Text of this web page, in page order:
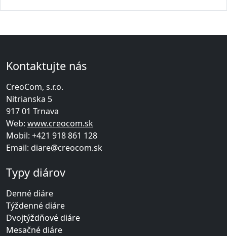
Kontaktujte nás
CreoCom, s.r.o.
Nitrianska 5
917 01 Trnava
Web: www.creocom.sk
Mobil: +421 918 861 128
Email: diare@creocom.sk
Typy diárov
Denné diáre
Týždenné diáre
Dvojtýždňové diáre
Mesačné diáre